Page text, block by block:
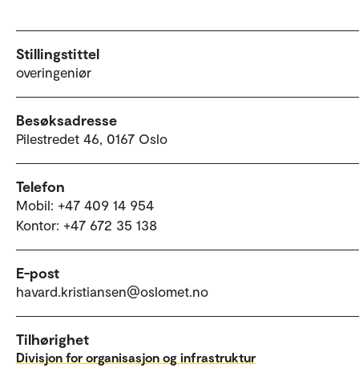
Stillingstittel
overingeniør
Besøksadresse
Pilestredet 46, 0167 Oslo
Telefon
Mobil: +47 409 14 954
Kontor: +47 672 35 138
E-post
havard.kristiansen@oslomet.no
Tilhørighet
Divisjon for organisasjon og infrastruktur